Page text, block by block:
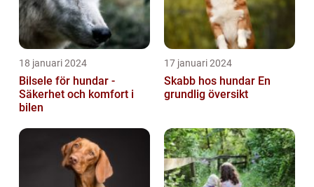
18 januari 2024
Bilsele för hundar -
Säkerhet och komfort i
bilen
17 januari 2024
Skabb hos hundar En
grundlig översikt